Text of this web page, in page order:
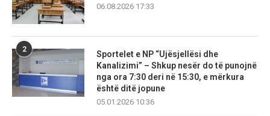
06.08.2026 17:33
2
Sportelet e NP “Ujësjellësi dhe
Kanalizimi” – Shkup nesër do të punojnë
nga ora 7:30 deri në 15:30, e mërkura
është ditë jopune
05.01.2026 10:36